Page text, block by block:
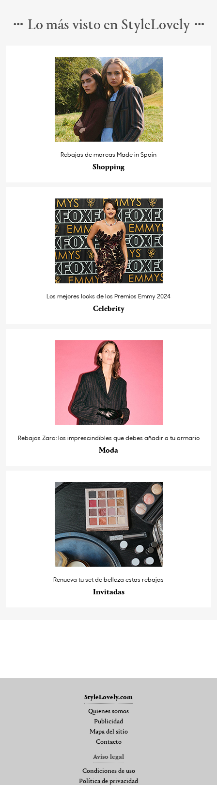
Lo más visto en StyleLovely
Rebajas de marcas Made in Spain
Shopping
Los mejores looks de los Premios Emmy 2024
Celebrity
Rebajas Zara: los imprescindibles que debes añadir a tu armario
Moda
Renueva tu set de belleza estas rebajas
Invitadas
StyleLovely.com
Quienes somos
Publicidad
Mapa del sitio
Contacto
Aviso legal
Condiciones de uso
Política de privacidad